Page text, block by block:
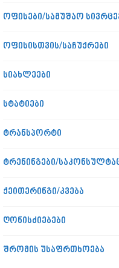
ოფისები/სამუშაო
ოფისისთვის/საჩუქრები
სიახლეები
სტატიები
ტრანსპორტი
ტრენინგები/
ქეითერინგი/კვება
ღონისძიებები
შრომის უსაფრთხოება